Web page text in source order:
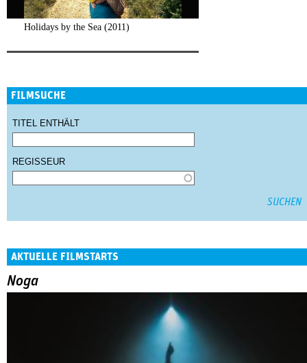
Holidays by the Sea (2011)
FILMSUCHE
TITEL ENTHÄLT
REGISSEUR
AKTUELLE FILMSTARTS
Noga